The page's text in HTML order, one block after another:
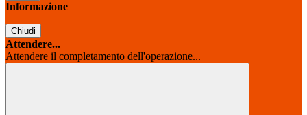
Informazione
Chiudi
Attendere...
Attendere il completamento dell'operazione...